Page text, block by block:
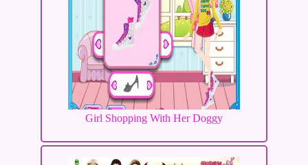
Girl Shopping With Her Doggy